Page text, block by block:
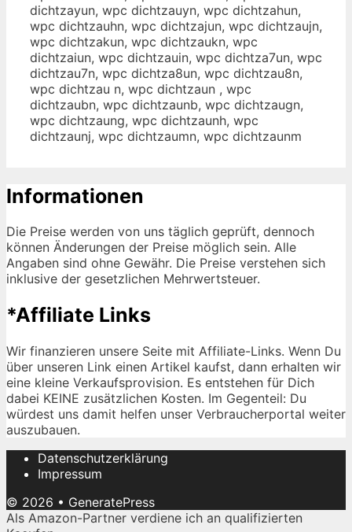
dichtzayun, wpc dichtzauyn, wpc dichtzahun,
wpc dichtzauhn, wpc dichtzajun, wpc dichtzaujn,
wpc dichtzakun, wpc dichtzaukn, wpc
dichtzaiun, wpc dichtzauin, wpc dichtza7un, wpc
dichtzau7n, wpc dichtza8un, wpc dichtzau8n,
wpc dichtzau n, wpc dichtzaun , wpc
dichtzaubn, wpc dichtzaunb, wpc dichtzaugn,
wpc dichtzaung, wpc dichtzaunh, wpc
dichtzaunj, wpc dichtzaumn, wpc dichtzaunm
Informationen
Die Preise werden von uns täglich geprüft, dennoch
können Änderungen der Preise möglich sein. Alle
Angaben sind ohne Gewähr. Die Preise verstehen sich
inklusive der gesetzlichen Mehrwertsteuer.
*Affiliate Links
Wir finanzieren unsere Seite mit Affiliate-Links. Wenn Du
über unseren Link einen Artikel kaufst, dann erhalten wir
eine kleine Verkaufsprovision. Es entstehen für Dich
dabei KEINE zusätzlichen Kosten. Im Gegenteil: Du
würdest uns damit helfen unser Verbraucherportal weiter
auszubauen.
Datenschutzerklärung
Impressum
© 2026 • GeneratePress
Als Amazon-Partner verdiene ich an qualifizierten